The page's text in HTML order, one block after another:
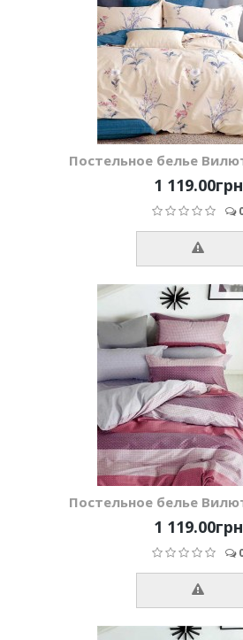
Постельное белье
1 119.00грн
Постельное белье
1 119.00грн